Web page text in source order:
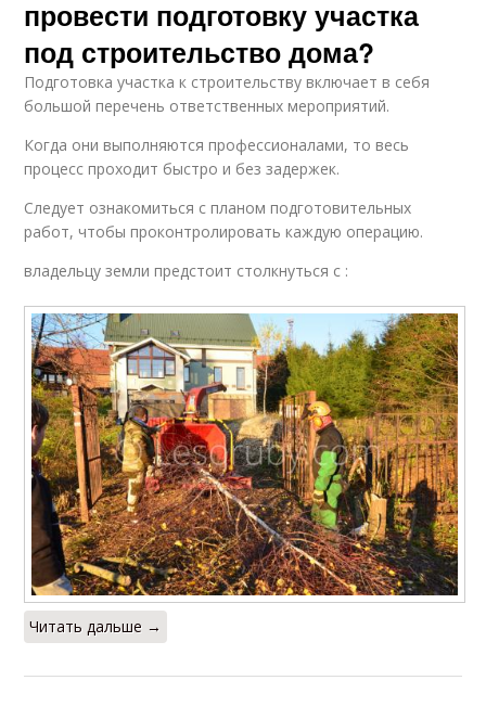
провести подготовку участка
под строительство дома?
Подготовка участка к строительству включает в себя
большой перечень ответственных мероприятий.
Когда они выполняются профессионалами, то весь
процесс проходит быстро и без задержек.
Следует ознакомиться с планом подготовительных
работ, чтобы проконтролировать каждую операцию.
владельцу земли предстоит столкнуться с :
Читать дальше →